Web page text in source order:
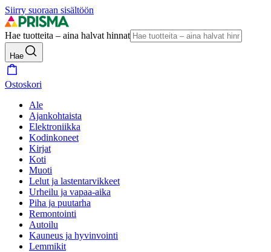
Siirry suoraan sisältöön
Hae tuotteita – aina halvat hinnat
Hae
Ostoskori
Ale
Ajankohtaista
Elektroniikka
Kodinkoneet
Kirjat
Koti
Muoti
Lelut ja lastentarvikkeet
Urheilu ja vapaa-aika
Piha ja puutarha
Remontointi
Autoilu
Kauneus ja hyvinvointi
Lemmikit